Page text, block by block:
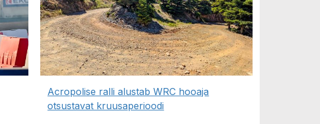
Acropolise ralli alustab WRC hooaja
otsustavat kruusaperioodi